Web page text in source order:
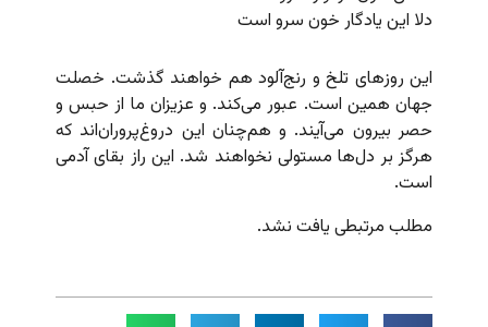
دلا این یادگار خون سرو است
این روزهای تلخ و رنج‌آلود هم خواهند گذشت. خصلت
جهان همین است. عبور می‌کند. و عزیزان ما از حبس و
حصر بیرون می‌آیند. و هم‌چنان این دروغ‌پروران‌اند که
هرگز بر دل‌ها مستولی نخواهند شد. این راز بقای آدمی
است.
مطلب مرتبطی یافت نشد.